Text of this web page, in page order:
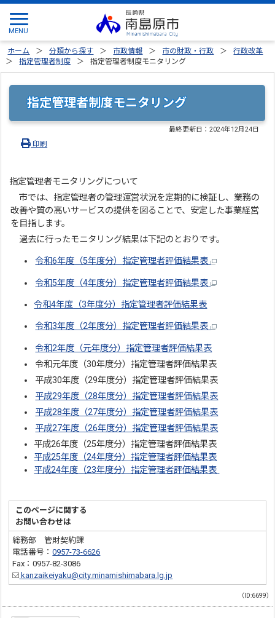
ホーム 分類から探す 市政情報 市の財政・行政
行政改革
指定管理者制度
指定管理者制度モニタリング
指定管理者制度モニタリング
最終更新日：2024年12月24日
印刷
指定管理者モニタリングについて
市では、指定管理者の管理運営状況を定期的に検証し、業務の
改善や質の高いサービスの提供を図ることで、安定した事業経営
を目指します。
過去に行ったモニタリング結果は下記のとおりです。
令和6年度（5年度分）指定管理者評価結果表
令和5年度（4年度分）指定管理者評価結果表
令和4年度（3年度分）指定管理者評価結果表
令和3年度（2年度分）指定管理者評価結果表
令和2年度（元年度分）指定管理者評価結果表
令和元年度（30年度分）指定管理者評価結果表
平成30年度（29年度分）指定管理者評価結果表
平成29年度（28年度分）指定管理者評価結果表
平成28年度（27年度分）指定管理者評価結果表
平成27年度（26年度分）指定管理者評価結果表
平成26年度（25年度分）指定管理者評価結果表
平成25年度（24年度分）指定管理者評価結果表
平成24年度（23年度分）指定管理者評価結果表
このページに関する
お問い合わせは
総務部 管財契約課
電話番号：0957-73-6626
Fax：0957-82-3086
kanzaikeiyaku@city.minamishimabara.lg.jp
（ID:6699）